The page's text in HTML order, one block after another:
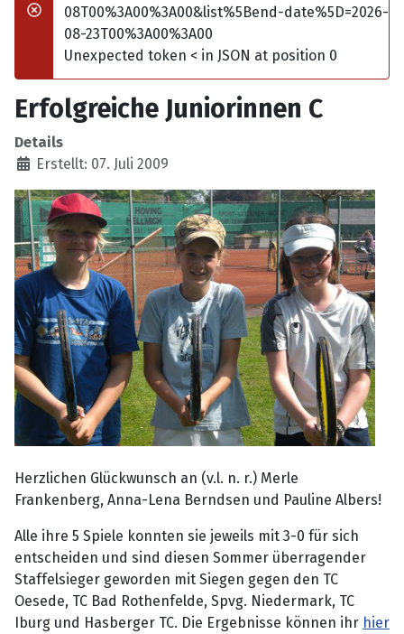
Fehler
08T00%3A00%3A00&list%5Bend-date%5D=2026-
08-23T00%3A00%3A00
Unexpected token < in JSON at position 0
Erfolgreiche Juniorinnen C
Details
Erstellt: 07. Juli 2009
Herzlichen Glückwunsch an (v.l. n. r.) Merle
Frankenberg, Anna-Lena Berndsen und Pauline Albers!
Alle ihre 5 Spiele konnten sie jeweils mit 3-0 für sich
entscheiden und sind diesen Sommer überragender
Staffelsieger geworden mit Siegen gegen den TC
Oesede, TC Bad Rothenfelde, Spvg. Niedermark, TC
Iburg und Hasberger TC. Die Ergebnisse können ihr hier